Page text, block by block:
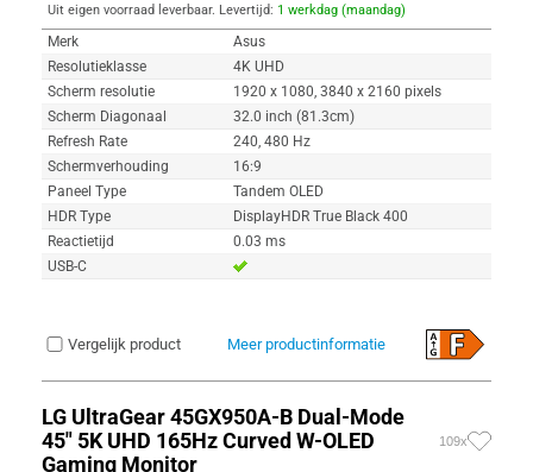
Uit eigen voorraad leverbaar. Levertijd: 1 werkdag (maandag)
Merk
Asus
Resolutieklasse
4K UHD
Scherm resolutie
1920 x 1080, 3840 x 2160 pixels
Scherm Diagonaal
32.0 inch (81.3cm)
Refresh Rate
240, 480 Hz
Schermverhouding
16:9
Paneel Type
Tandem OLED
HDR Type
DisplayHDR True Black 400
Reactietijd
0.03 ms
USB-C
Vergelijk product Meer productinformatie
LG UltraGear 45GX950A-B Dual-Mode
45" 5K UHD 165Hz Curved W-OLED
Gaming Monitor
109x